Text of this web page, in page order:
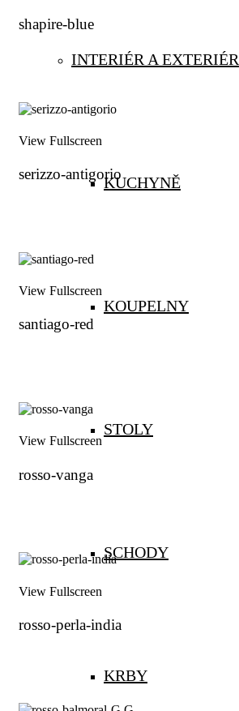
INTERIÉR A EXTERIÉR
KUCHYNĚ
KOUPELNY
STOLY
SCHODY
KRBY
shapire-blue
View Fullscreen
serizzo-antigorio
View Fullscreen
santiago-red
View Fullscreen
rosso-vanga
View Fullscreen
rosso-perla-india